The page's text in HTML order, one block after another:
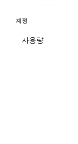
계정
사용량